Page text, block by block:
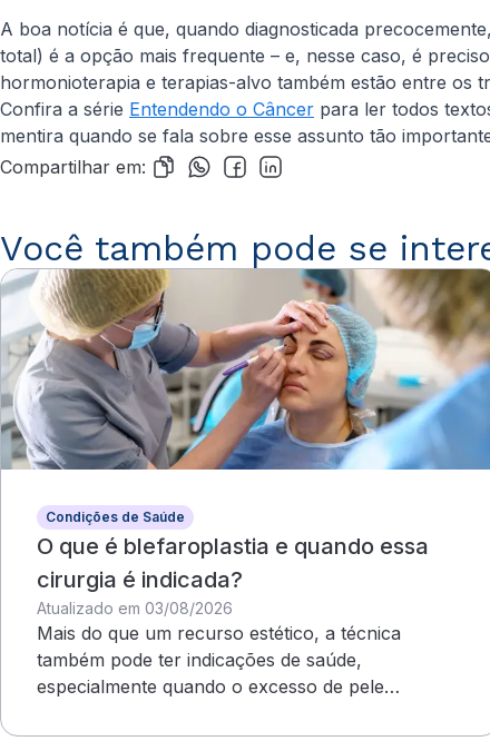
A boa notícia é que, quando diagnosticada
total) é a opção mais frequente – e, nesse caso, é
hormonioterapia e terapias-alvo também estão entre os
Confira a série Entendendo o Câncer para ler todos
mentira quando se fala sobre esse assunto tão
Compartilhar em:
Você também pode se
Condições de Saúde
O que é blefaroplastia e quando essa
cirurgia é indicada?
Atualizado em 03/08/2026
Mais do que um recurso estético, a técnica
também pode ter indicações de saúde,
especialmente quando o excesso de pele